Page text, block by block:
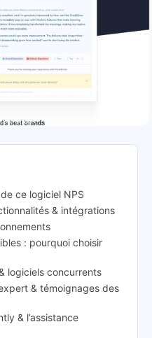
ce logiciel NPS
& intégrations
: pourquoi choisir
logiciels concurrents
& témoignages des
& l’assistance